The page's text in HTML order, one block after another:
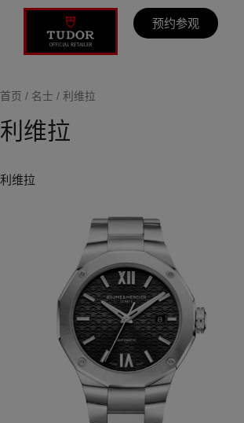
预约参观
首页 / 名士 / 利维拉
利维拉
利维拉